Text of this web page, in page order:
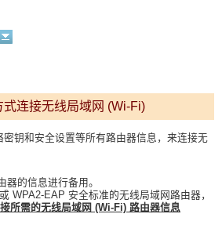
连接无线局域网 (Wi-Fi)
钥和安全设置等所有路由器信息，来连接无
的信息进行备用。
WPA2-EAP 安全标准的无线局域网路由器，
所需的无线局域网 (Wi-Fi) 路由器信息